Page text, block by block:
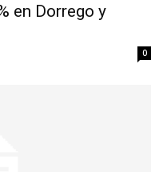
en Dorrego y
0